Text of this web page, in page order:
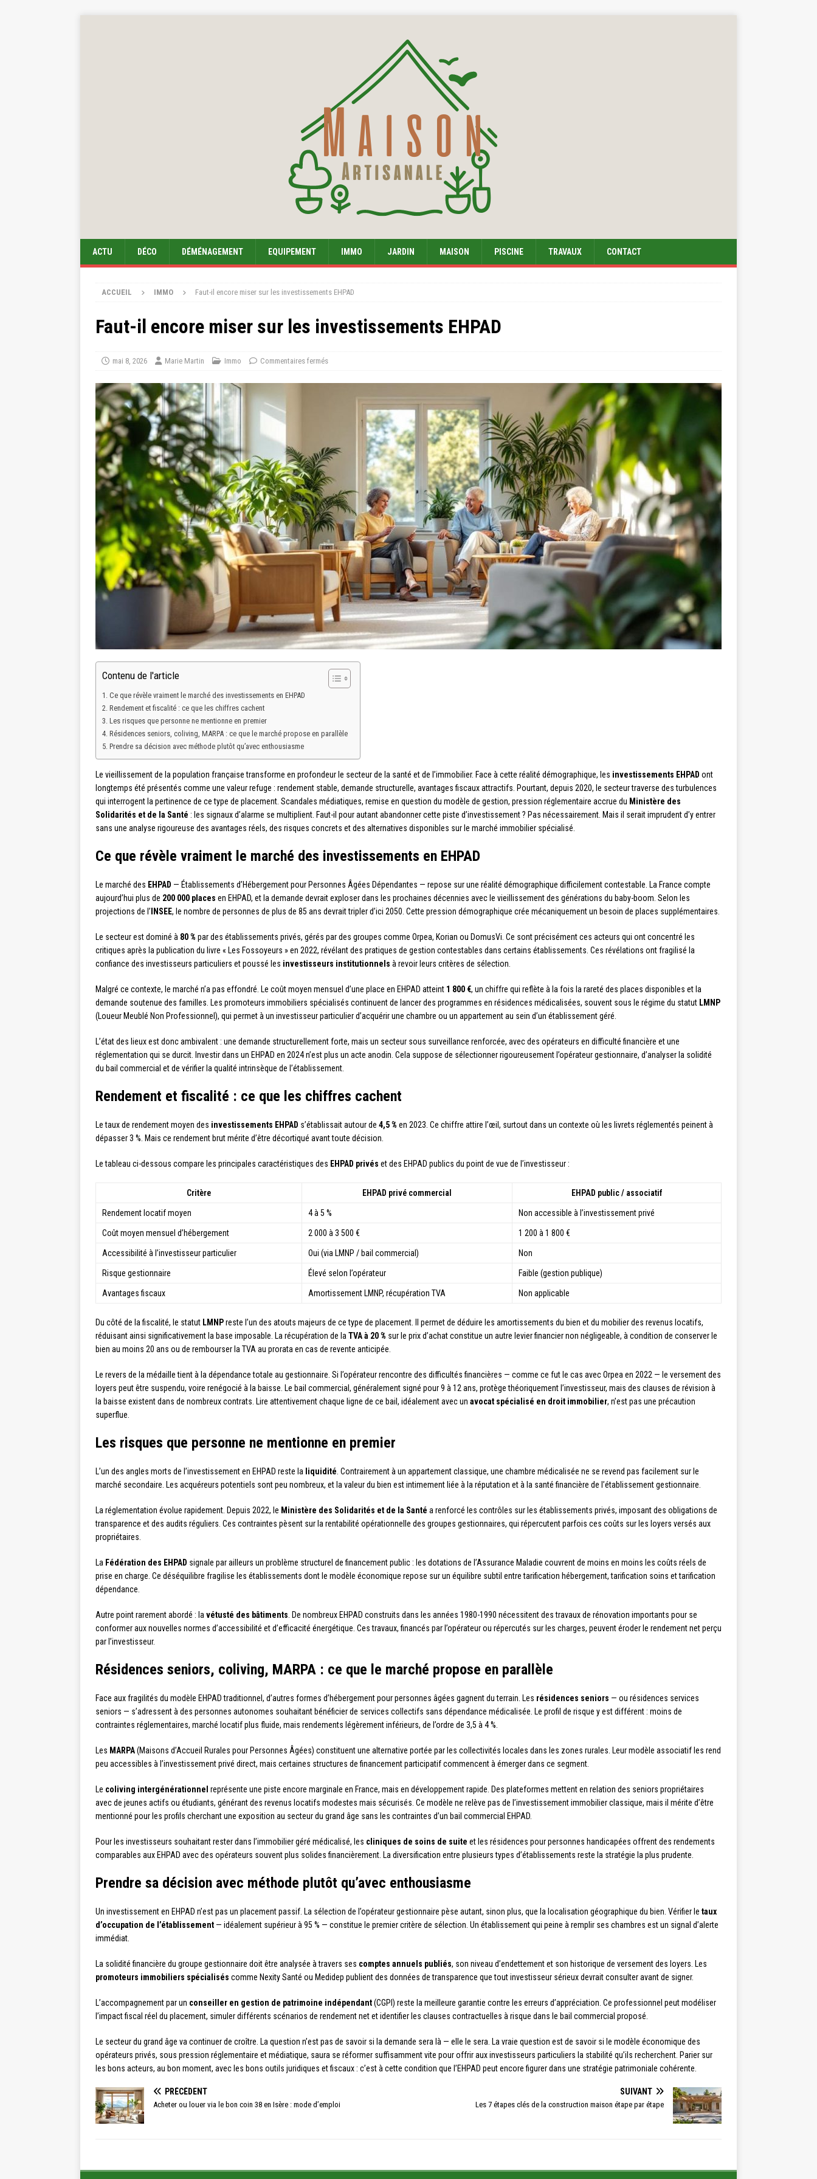
ACTU DÉCO DÉMÉNAGEMENT EQUIPEMENT IMMO JARDIN MAISON PISCINE TRAVAUX CONTACT
ACCUEIL IMMO Faut-il encore miser sur les investissements EHPAD
Faut-il encore miser sur les investissements EHPAD
mai 8, 2026 Marie Martin Immo Commentaires fermés
Contenu de l'article
Ce que révèle vraiment le marché des investissements en EHPAD
Rendement et fiscalité : ce que les chiffres cachent
Les risques que personne ne mentionne en premier
Résidences seniors, coliving, MARPA : ce que le marché propose en parallèle
Prendre sa décision avec méthode plutôt qu’avec enthousiasme
Le vieillissement de la population française transforme en profondeur le secteur de la santé et de l’immobilier. Face à cette réalité démographique, les investissements EHPAD ont
longtemps été présentés comme une valeur refuge : rendement stable, demande structurelle, avantages fiscaux attractifs. Pourtant, depuis 2020, le secteur traverse des turbulences
qui interrogent la pertinence de ce type de placement. Scandales médiatiques, remise en question du modèle de gestion, pression réglementaire accrue du Ministère des
Solidarités et de la Santé : les signaux d’alarme se multiplient. Faut-il pour autant abandonner cette piste d’investissement ? Pas nécessairement. Mais il serait imprudent d’y entrer
sans une analyse rigoureuse des avantages réels, des risques concrets et des alternatives disponibles sur le marché immobilier spécialisé.
Ce que révèle vraiment le marché des investissements en EHPAD
Le marché des EHPAD — Établissements d’Hébergement pour Personnes Âgées Dépendantes — repose sur une réalité démographique difficilement contestable. La France compte
aujourd’hui plus de 200 000 places en EHPAD, et la demande devrait exploser dans les prochaines décennies avec le vieillissement des générations du baby-boom. Selon les
projections de l’ INSEE, le nombre de personnes de plus de 85 ans devrait tripler d’ici 2050. Cette pression démographique crée mécaniquement un besoin de places supplémentaires.
Le secteur est dominé à 80 % par des établissements privés, gérés par des groupes comme Orpea, Korian ou DomusVi. Ce sont précisément ces acteurs qui ont concentré les
critiques après la publication du livre « Les Fossoyeurs » en 2022, révélant des pratiques de gestion contestables dans certains établissements. Ces révélations ont fragilisé la
confiance des investisseurs particuliers et poussé les investisseurs institutionnels à revoir leurs critères de sélection.
Malgré ce contexte, le marché n’a pas effondré. Le coût moyen mensuel d’une place en EHPAD atteint 1 800 €, un chiffre qui reflète à la fois la rareté des places disponibles et la
demande soutenue des familles. Les promoteurs immobiliers spécialisés continuent de lancer des programmes en résidences médicalisées, souvent sous le régime du statut LMNP
(Loueur Meublé Non Professionnel), qui permet à un investisseur particulier d’acquérir une chambre ou un appartement au sein d’un établissement géré.
L’état des lieux est donc ambivalent : une demande structurellement forte, mais un secteur sous surveillance renforcée, avec des opérateurs en difficulté financière et une
réglementation qui se durcit. Investir dans un EHPAD en 2024 n’est plus un acte anodin. Cela suppose de sélectionner rigoureusement l’opérateur gestionnaire, d’analyser la solidité
du bail commercial et de vérifier la qualité intrinsèque de l’établissement.
Rendement et fiscalité : ce que les chiffres cachent
Le taux de rendement moyen des investissements EHPAD s’établissait autour de 4,5 % en 2023. Ce chiffre attire l’œil, surtout dans un contexte où les livrets réglementés peinent à
dépasser 3 %. Mais ce rendement brut mérite d’être décortiqué avant toute décision.
Le tableau ci-dessous compare les principales caractéristiques des EHPAD privés et des EHPAD publics du point de vue de l’investisseur :
Critère EHPAD privé commercial EHPAD public / associatif
Rendement locatif moyen 4 à 5 % Non accessible à l’investissement privé
Coût moyen mensuel d’hébergement 2 000 à 3 500 € 1 200 à 1 800 €
Accessibilité à l’investisseur particulier Oui (via LMNP / bail commercial) Non
Risque gestionnaire Élevé selon l’opérateur Faible (gestion publique)
Avantages fiscaux Amortissement LMNP, récupération TVA Non applicable
Du côté de la fiscalité, le statut LMNPreste l’un des atouts majeurs de ce type de placement. Il permet de déduire les amortissements du bien et du mobilier des revenus locatifs,
réduisant ainsi significativement la base imposable. La récupération de la TVA à 20 % sur le prix d’achat constitue un autre levier financier non négligeable, à condition de conserver le
bien au moins 20 ans ou de rembourser la TVA au prorata en cas de revente anticipée.
Le revers de la médaille tient à la dépendance totale au gestionnaire. Si l’opérateur rencontre des difficultés financières — comme ce fut le cas avec Orpea en 2022 — le versement des
loyers peut être suspendu, voire renégocié à la baisse. Le bail commercial, généralement signé pour 9 à 12 ans, protège théoriquement l’investisseur, mais des clauses de révision à
la baisse existent dans de nombreux contrats. Lire attentivement chaque ligne de ce bail, idéalement avec un avocat spécialisé en droit immobilier, n’est pas une précaution
superflue.
Les risques que personne ne mentionne en premier
L’un des angles morts de l’investissement en EHPAD reste la liquidité . Contrairement à un appartement classique, une chambre médicalisée ne se revend pas facilement sur le
marché secondaire. Les acquéreurs potentiels sont peu nombreux, et la valeur du bien est intimement liée à la réputation et à la santé financière de l’établissement gestionnaire.
La réglementation évolue rapidement. Depuis 2022, le Ministère des Solidarités et de la Santé a renforcé les contrôles sur les établissements privés, imposant des obligations de
transparence et des audits réguliers. Ces contraintes pèsent sur la rentabilité opérationnelle des groupes gestionnaires, qui répercutent parfois ces coûts sur les loyers versés aux
propriétaires.
La Fédération des EHPAD signale par ailleurs un problème structurel de financement public : les dotations de l’Assurance Maladie couvrent de moins en moins les coûts réels de
prise en charge. Ce déséquilibre fragilise les établissements dont le modèle économique repose sur un équilibre subtil entre tarification hébergement, tarification soins et tarification
dépendance.
Autre point rarement abordé : la vétusté des bâtiments . De nombreux EHPAD construits dans les années 1980-1990 nécessitent des travaux de rénovation importants pour se
conformer aux nouvelles normes d’accessibilité et d’efficacité énergétique. Ces travaux, financés par l’opérateur ou répercutés sur les charges, peuvent éroder le rendement net perçu
par l’investisseur.
Résidences seniors, coliving, MARPA : ce que le marché propose en parallèle
Face aux fragilités du modèle EHPAD traditionnel, d’autres formes d’hébergement pour personnes âgées gagnent du terrain. Les résidences seniors — ou résidences services
seniors — s’adressent à des personnes autonomes souhaitant bénéficier de services collectifs sans dépendance médicalisée. Le profil de risque y est différent : moins de
contraintes réglementaires, marché locatif plus fluide, mais rendements légèrement inférieurs, de l’ordre de 3,5 à 4 %.
Les MARPA(Maisons d’Accueil Rurales pour Personnes Âgées) constituent une alternative portée par les collectivités locales dans les zones rurales. Leur modèle associatif les rend
peu accessibles à l’investissement privé direct, mais certaines structures de financement participatif commencent à émerger dans ce segment.
Le coliving intergénérationnel représente une piste encore marginale en France, mais en développement rapide. Des plateformes mettent en relation des seniors propriétaires
avec de jeunes actifs ou étudiants, générant des revenus locatifs modestes mais sécurisés. Ce modèle ne relève pas de l’investissement immobilier classique, mais il mérite d’être
mentionné pour les profils cherchant une exposition au secteur du grand âge sans les contraintes d’un bail commercial EHPAD.
Pour les investisseurs souhaitant rester dans l’immobilier géré médicalisé, les cliniques de soins de suite et les résidences pour personnes handicapées offrent des rendements
comparables aux EHPAD avec des opérateurs souvent plus solides financièrement. La diversification entre plusieurs types d’établissements reste la stratégie la plus prudente.
Prendre sa décision avec méthode plutôt qu’avec enthousiasme
Un investissement en EHPAD n’est pas un placement passif. La sélection de l’opérateur gestionnaire pèse autant, sinon plus, que la localisation géographique du bien. Vérifier le taux
d’occupation de l’établissement — idéalement supérieur à 95 % — constitue le premier critère de sélection. Un établissement qui peine à remplir ses chambres est un signal d’alerte
immédiat.
La solidité financière du groupe gestionnaire doit être analysée à travers ses comptes annuels publiés, son niveau d’endettement et son historique de versement des loyers. Les
promoteurs immobiliers spécialisés comme Nexity Santé ou Medidep publient des données de transparence que tout investisseur sérieux devrait consulter avant de signer.
L’accompagnement par un conseiller en gestion de patrimoine indépendant(CGPI) reste la meilleure garantie contre les erreurs d’appréciation. Ce professionnel peut modéliser
l’impact fiscal réel du placement, simuler différents scénarios de rendement net et identifier les clauses contractuelles à risque dans le bail commercial proposé.
Le secteur du grand âge va continuer de croître. La question n’est pas de savoir si la demande sera là — elle le sera. La vraie question est de savoir si le modèle économique des
opérateurs privés, sous pression réglementaire et médiatique, saura se réformer suffisamment vite pour offrir aux investisseurs particuliers la stabilité qu’ils recherchent. Parier sur
les bons acteurs, au bon moment, avec les bons outils juridiques et fiscaux : c’est à cette condition que l’EHPAD peut encore figurer dans une stratégie patrimoniale cohérente.
PRÉCÉDENT
Acheter ou louer via le bon coin 38 en Isère : mode d’emploi
SUIVANT
Les 7 étapes clés de la construction maison étape par étape